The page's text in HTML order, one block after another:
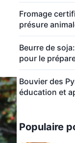
Fromage
présure
Beurre de
pour le
Bouvier des
éducation et
Populaire